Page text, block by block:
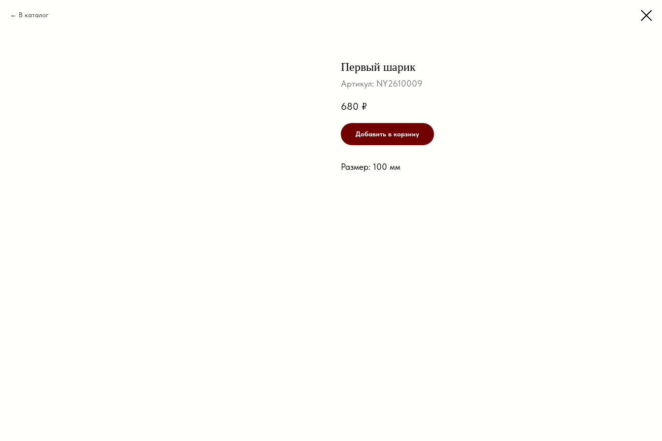
В каталог
Первый шарик
Артикул: NY2610009
680 ₽
Добавить в корзину
Размер: 100 мм